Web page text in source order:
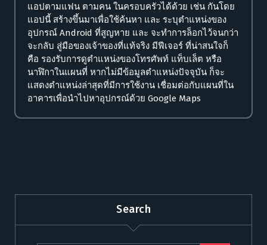
แอปตามแฟน ตามคน ในครอบครัวได้ด้วย เช่น กันโดย
แอปนี้ สร้างขึ้นมาเพื่อใช้ค้นหา และ ระบุตำแหน่งของ
อุปกรณ์ Android ที่สูญหาย และ จะทำการล็อกไว้จนกว่า
จะกลับ สู่มือของเจ้าของที่แท้จริง มีฟีเจอร์ ที่น่าสนใจก็
คือ รองรับการดูตำแหน่งของโทรศัพท์ แท็บเล็ต หรือ
นาฬิกาในแผนที่ หากไม่มีข้อมูลตำแหน่งปัจจุบัน ก็จะ
แสดงตำแหน่งล่าสุดที่มีการใช้งาน เชื่อมต่อกับแผนที่ใน
อาคารเพื่อนำไปหาอุปกรณ์ด้วย Google Maps
Search